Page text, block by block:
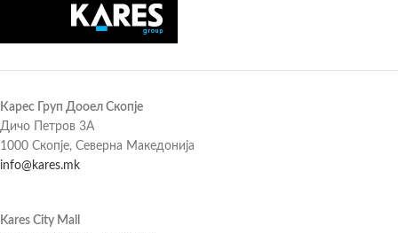
Карес Груп Дооел Скопје
Дичо Петров 3А
1000 Скопје, Северна Македонија
info@kares.mk
Kares City Mall